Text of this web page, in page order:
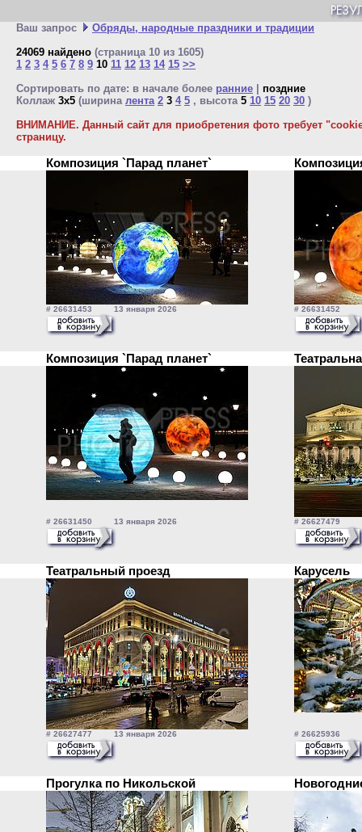
Ваш запрос
Обряды, народные праздники и традиции
24069 найдено (страница 10 из 1605)
1 2 3 4 5 6 7 8 9 10 11 12 13 14 15 >>
Сортировать по дате: в начале более ранние
поздние
Коллаж 3x5 (ширина лента 2 3 4 5 , высота 5 10 15 20 30 )
ВНИМАНИЕ. Данный сайт для приобретения фото требует
страницу.
Композиция `Парад планет`
# 26631453 13 января 2026 # 26631452
Композиция `Парад планет`
# 26631450 13 января 2026 # 26627479
Театральный проезд Карусель
# 26627477 13 января 2026 # 26625936
Прогулка по Никольской